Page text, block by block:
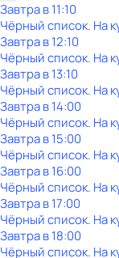
Завтра в 11:10
Чёрный список. На
Завтра в 12:10
Чёрный список. На
Завтра в 13:10
Чёрный список. На
Завтра в 14:00
Чёрный список. На
Завтра в 15:00
Чёрный список. На
Завтра в 16:00
Чёрный список. На
Завтра в 17:00
Чёрный список. На
Завтра в 18:00
Чёрный список. На